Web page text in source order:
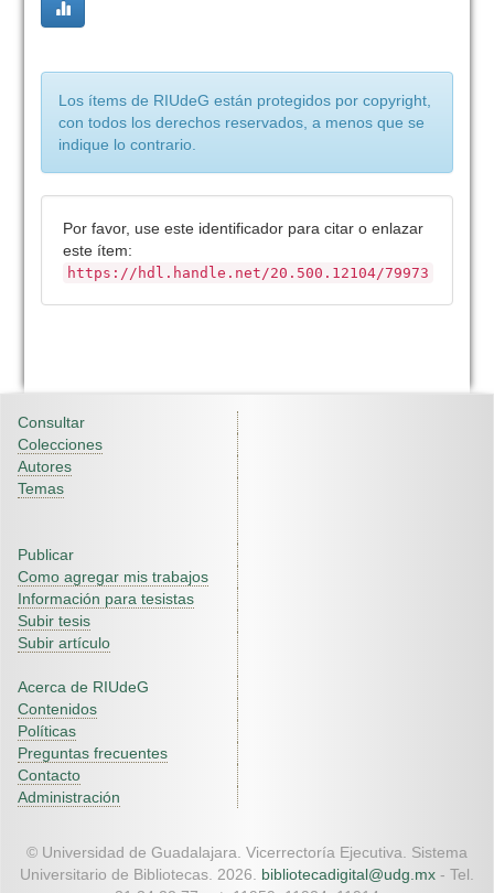
Los ítems de RIUdeG están protegidos por copyright,
con todos los derechos reservados, a menos que se
indique lo contrario.
Por favor, use este identificador para citar o enlazar
este ítem:
https://hdl.handle.net/20.500.12104/79973
Consultar
Colecciones
Autores
Temas
Publicar
Como agregar mis trabajos
Información para tesistas
Subir tesis
Subir artículo
Acerca de RIUdeG
Contenidos
Políticas
Preguntas frecuentes
Contacto
Administración
© Universidad de Guadalajara. Vicerrectoría Ejecutiva. Sistema
Universitario de Bibliotecas. 2026. bibliotecadigital@udg.mx - Tel.